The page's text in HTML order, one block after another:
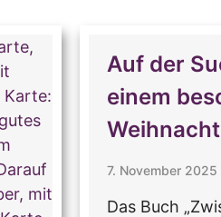
Auf der
einem
7. November 2025
Das Buch